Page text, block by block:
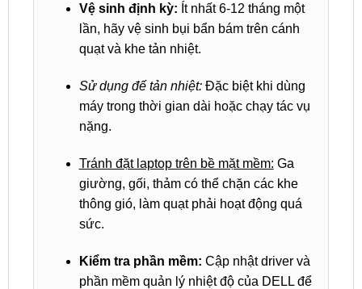
Vệ sinh định kỳ: Ít nhất 6-12 tháng một
lần, hãy vệ sinh bụi bẩn bám trên cánh
quạt và khe tản nhiệt.
Sử dụng đế tản nhiệt:Đặc biệt khi dùng
máy trong thời gian dài hoặc chạy tác vụ
nặng.
Tránh đặt laptop trên bề mặt mềm: Ga
giường, gối, thảm có thể chặn các khe
thông gió, làm quạt phải hoạt động quá
sức.
Kiểm tra phần mềm: Cập nhật driver và
phần mềm quản lý nhiệt độ của DELL để